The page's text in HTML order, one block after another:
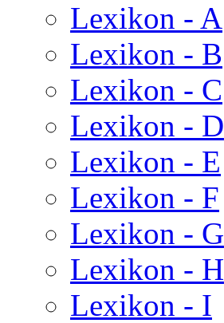
Lexikon - A
Lexikon - B
Lexikon - C
Lexikon - D
Lexikon - E
Lexikon - F
Lexikon - G
Lexikon - H
Lexikon - I